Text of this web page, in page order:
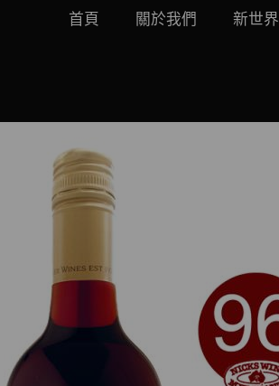
首頁 關於我們 新世界